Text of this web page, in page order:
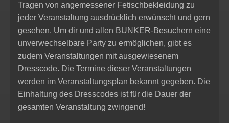
Tragen von angemessener Fetischbekleidung zu
jeder Veranstaltung ausdrücklich erwünscht und gern
gesehen. Um dir und allen BUNKER-Besuchern eine
unverwechselbare Party zu ermöglichen, gibt es
zudem Veranstaltungen mit ausgewiesenem
Dresscode. Die Termine dieser Veranstaltungen
werden im Veranstaltungsplan bekannt gegeben. Die
Einhaltung des Dresscodes ist für die Dauer der
gesamten Veranstaltung zwingend!